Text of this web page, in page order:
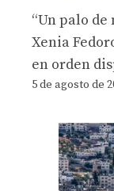
“Un palo
Xenia
en orden
5 de agosto de